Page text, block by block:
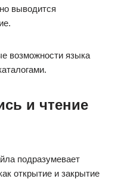
выводится
возможности языка
и чтение
подразумевает
открытие и закрытие